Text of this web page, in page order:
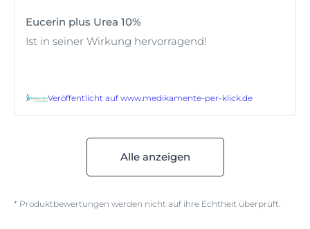
Eucerin plus Urea 10%
Ist in seiner Wirkung hervorragend!
Veröffentlicht auf www.medikamente-per-klick.de
Alle anzeigen
* Produktbewertungen werden nicht auf ihre Echtheit überprüft.